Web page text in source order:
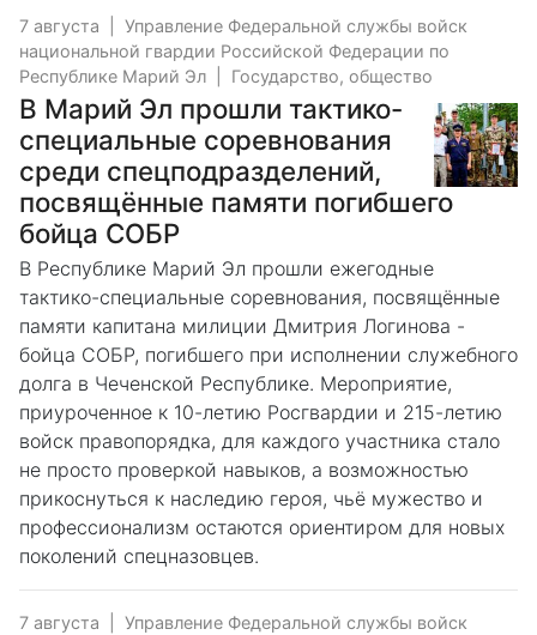
7 августа
Управление Федеральной службы войск
национальной гвардии Российской Федерации по
Республике Марий Эл
Государство, общество
В Марий Эл прошли тактико-
специальные соревнования
среди спецподразделений,
посвящённые памяти погибшего
бойца СОБР
В Республике Марий Эл прошли ежегодные
тактико-специальные соревнования, посвящённые
памяти капитана милиции Дмитрия Логинова -
бойца СОБР, погибшего при исполнении служебного
долга в Чеченской Республике. Мероприятие,
приуроченное к 10-летию Росгвардии и 215-летию
войск правопорядка, для каждого участника стало
не просто проверкой навыков, а возможностью
прикоснуться к наследию героя, чьё мужество и
профессионализм остаются ориентиром для новых
поколений спецназовцев.
7 августа
Управление Федеральной службы войск